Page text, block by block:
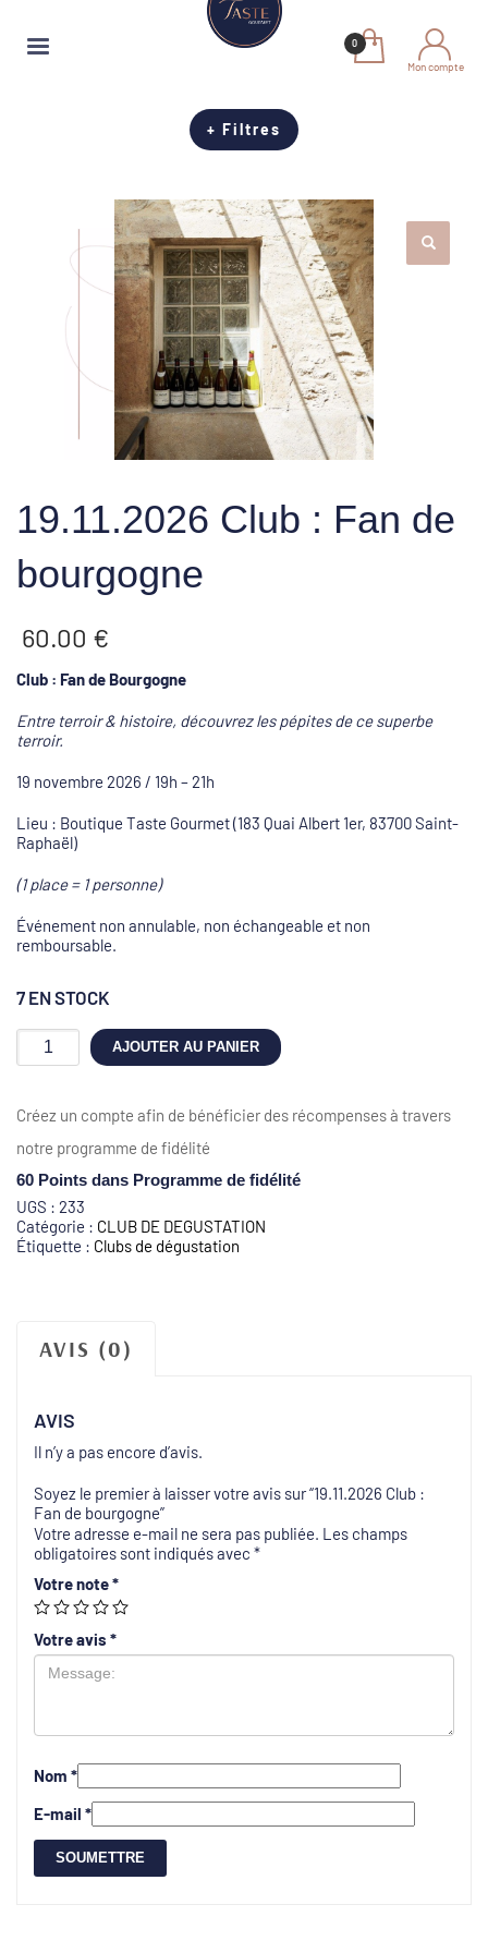
Mon compte
+ Filtres
19.11.2026 Club : Fan de
bourgogne
60.00 €
Club : Fan de Bourgogne
Entre terroir & histoire, découvrez les pépites de ce superbe
terroir.
19 novembre 2026 / 19h – 21h
Lieu : Boutique Taste Gourmet (183 Quai Albert 1er, 83700 Saint-
Raphaël)
(1 place = 1 personne)
Événement non annulable, non échangeable et non
remboursable.
7 EN STOCK
quantité
:
de
bourgogne
AJOUTER AU PANIER
Créez un compte afin de bénéficier des récompenses à travers
notre programme de fidélité
60 Points dans Programme de fidélité
UGS : 233
Catégorie : CLUB DE DEGUSTATION
Étiquette : Clubs de dégustation
AVIS (0)
AVIS
Il n’y a pas encore d’avis.
Soyez le premier à laisser votre avis sur “19.11.2026 Club :
Fan de bourgogne”
Votre adresse e-mail ne sera pas publiée. Les champs
obligatoires sont indiqués avec *
Votre note*
Votre avis *
Nom *
E-mail *